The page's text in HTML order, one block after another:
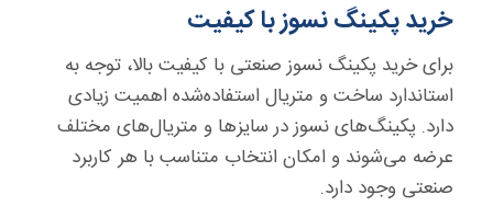
خرید پکینگ نسوز با کیفیت
برای خرید پکینگ نسوز صنعتی با کیفیت بالا، توجه به
استاندارد ساخت و متریال استفاده‌شده اهمیت زیادی
دارد. پکینگ‌های نسوز در سایزها و متریال‌های مختلف
عرضه می‌شوند و امکان انتخاب متناسب با هر کاربرد
صنعتی وجود دارد.